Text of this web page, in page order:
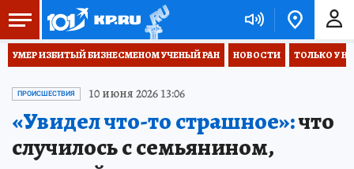
УМЕР ИЗБИТЫЙ БИЗНЕСМЕНОМ УЧЕНЫЙ РАН НОВОСТИ ТОЛЬКО У
ПРОИСШЕСТВИЯ 10 июня 2026 13:06
«Увидел что-то страшное»:что
случилось с семьянином,